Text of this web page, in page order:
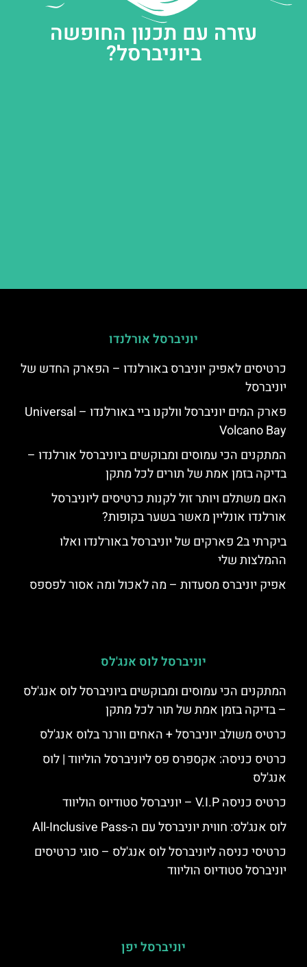
עזרה עם תכנון החופשה
ביוניברסל?
יוניברסל אורלנדו
כרטיסים לאפיק יוניברס באורלנדו – הפארק החדש של
יוניברסל
פארק המים יוניברסל וולקנו ביי באורלנדו – Universal
Volcano Bay
המתקנים הכי עמוסים ומבוקשים ביוניברסל אורלנדו –
בדיקה בזמן אמת של תורים לכל מתקן
האם משתלם ויותר זול לקנות כרטיסים ליוניברסל
אורלנדו אונליין מאשר בשער בקופות?
ביקרתי ב2 פארקים של יוניברסל באורלנדו ואלו
ההמלצות שלי
אפיק יוניברס מסעדות – מה לאכול ומה אסור לפספס
יוניברסל לוס אנג'לס
המתקנים הכי עמוסים ומבוקשים ביוניברסל לוס אנג'לס
– בדיקה בזמן אמת של תור לכל מתקן
כרטיס משולב יוניברסל + האחים וורנר בלוס אנג'לס
כרטיס כניסה: אקספרס פס ליוניברסל הוליווד | לוס
אנג'לס
כרטיס כניסה V.I.P – יוניברסל סטודיוס הוליווד
לוס אנג'לס: חווית יוניברסל עם ה-All-Inclusive Pass
כרטיסי כניסה ליוניברסל לוס אנג'לס – סוגי כרטיסים
יוניברסל סטודיוס הוליווד
יוניברסל יפן